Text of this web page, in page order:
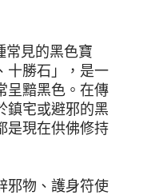
見的黑色寶
十勝石」，是一
呈黯黑色。在傳
鎮宅或避邪的黑
是現在供佛修持
邪物、護身符使